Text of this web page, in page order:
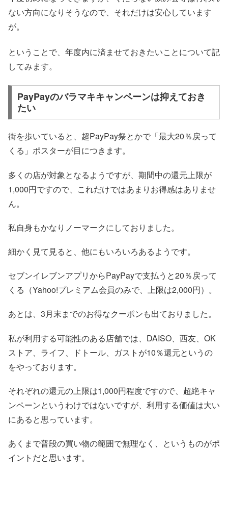
ない方向になりそうなので、それだけは安心しています
が。
ということで、年度内に済ませておきたいことについて記
してみます。
PayPayのバラマキキャンペーンは抑えておき
たい
街を歩いていると、超PayPay祭とかで「最大20％戻って
くる」ポスターが目につきます。
多くの店が対象となるようですが、期間中の還元上限が
1,000円ですので、これだけではあまりお得感はありませ
ん。
私自身もかなりノーマークにしておりました。
細かく見て見ると、他にもいろいろあるようです。
セブンイレブンアプリからPayPayで支払うと20％戻って
くる（Yahoo!プレミアム会員のみで、上限は2,000円）。
あとは、3月末までのお得なクーポンも出ておりました。
私が利用する可能性のある店舗では、DAISO、西友、OK
ストア、ライフ、ドトール、ガストが10％還元というの
をやっております。
それぞれの還元の上限は1,000円程度ですので、超絶キャ
ンペーンというわけではないですが、利用する価値は大い
にあると思っています。
あくまで普段の買い物の範囲で無理なく、というものがポ
イントだと思います。